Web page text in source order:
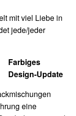
mit viel Liebe in
jede/jeder
Farbiges
Design-Update
eine